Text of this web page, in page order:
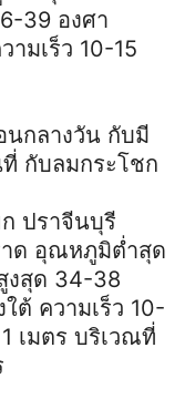
39 องศา
ามเร็ว 10-15
กลางวัน กับมี
กับลมกระโชก
ปราจีนบุรี
าด อุณหภูมิต่ำสุด
งสุด 34-38
ต้ ความเร็ว 10-
เมตร บริเวณที่